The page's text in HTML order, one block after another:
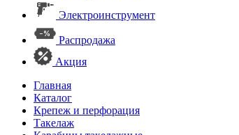
Электроинструмент
Распродажа
Акция
Главная
Каталог
Крепеж и перфорация
Такелаж